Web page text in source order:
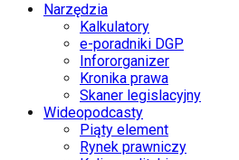
Narzędzia
Kalkulatory
e-poradniki DGP
Infororganizer
Kronika prawa
Skaner legislacyjny
Wideopodcasty
Piąty element
Rynek prawniczy